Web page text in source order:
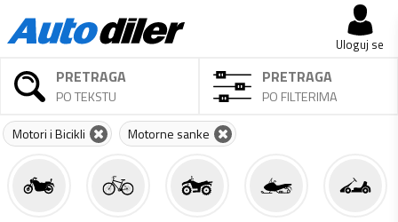
Uloguj se
PRETRAGA
PO TEKSTU
PRETRAGA
PO FILTERIMA
Motori i Bicikli Motorne sanke